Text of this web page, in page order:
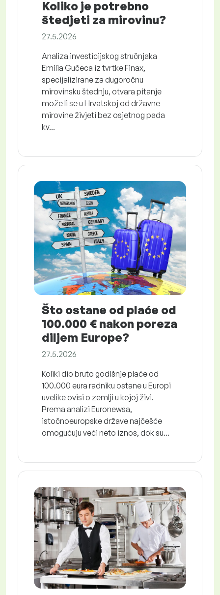
Koliko je potrebno
štedjeti za mirovinu?
27.5.2026
Analiza investicijskog stručnjaka
Emilia Gučeca iz tvrtke Finax,
specijalizirane za dugoročnu
mirovinsku štednju, otvara pitanje
može li se u Hrvatskoj od državne
mirovine živjeti bez osjetnog pada
kv...
Što ostane od plaće od
100.000 € nakon poreza
diljem Europe?
27.5.2026
Koliki dio bruto godišnje plaće od
100.000 eura radniku ostane u Europi
uvelike ovisi o zemlji u kojoj živi.
Prema analizi Euronewsa,
istočnoeuropske države najčešće
omogućuju veći neto iznos, dok su...